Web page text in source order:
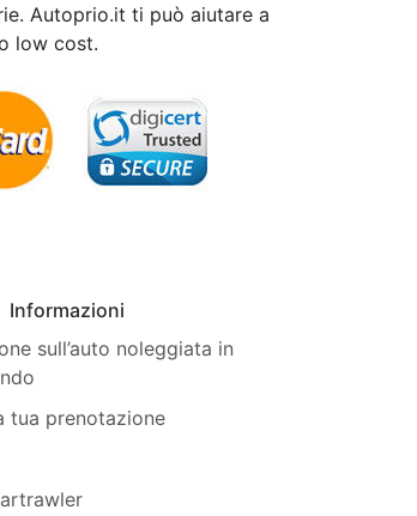
Autoprio.it ti può aiutare a
low cost.
Informazioni
sull’auto noleggiata in
tua prenotazione